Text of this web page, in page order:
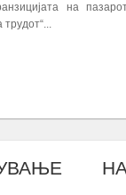
на
трудот“...